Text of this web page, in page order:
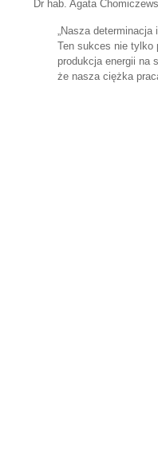
Dr hab. Agata
„Nasza determinacja
Ten sukces nie tylko
produkcja energii na
że nasza ciężka